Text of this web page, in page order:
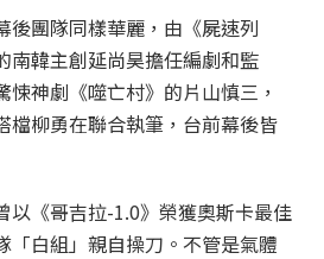
後團隊同樣華麗，由《屍速列
南韓主創延尚昊擔任編劇和監
神劇《噬亡村》的片山慎三，
檔柳勇在聯合執筆，台前幕後皆
以《哥吉拉-1.0》榮獲奧斯卡最佳
「白組」親自操刀。不管是氣體